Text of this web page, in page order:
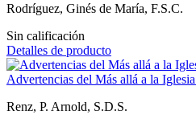
Rodríguez, Ginés de María, F.S.C.
Sin calificación
Detalles de producto
Advertencias del Más allá a la
Renz, P. Arnold, S.D.S.